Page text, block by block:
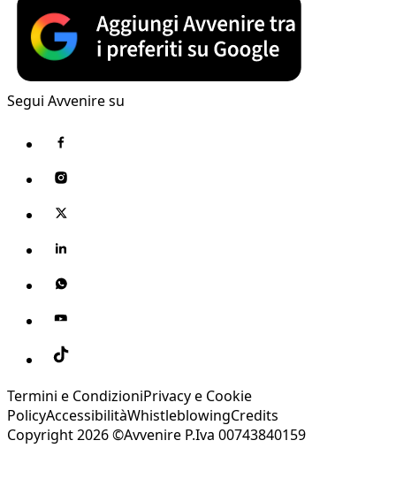
Segui Avvenire su
Termini e CondizioniPrivacy e Cookie
PolicyAccessibilitàWhistleblowingCredits
Copyright 2026 ©Avvenire P.Iva 00743840159